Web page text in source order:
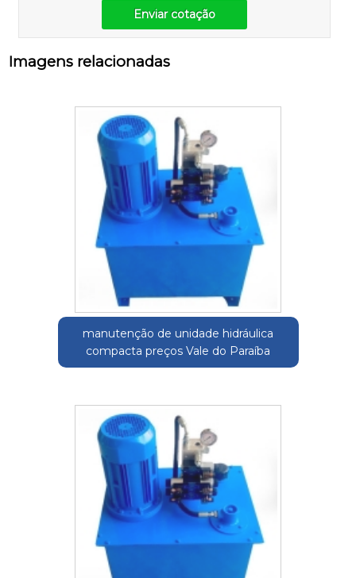
Enviar cotação
Imagens relacionadas
manutenção de unidade hidráulica
compacta preços Vale do Paraíba